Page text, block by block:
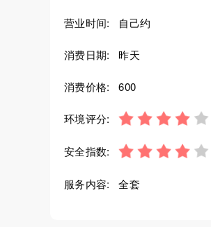
营业时间: 自己约
消费日期: 昨天
消费价格: 600
环境评分:
安全指数:
服务内容: 全套